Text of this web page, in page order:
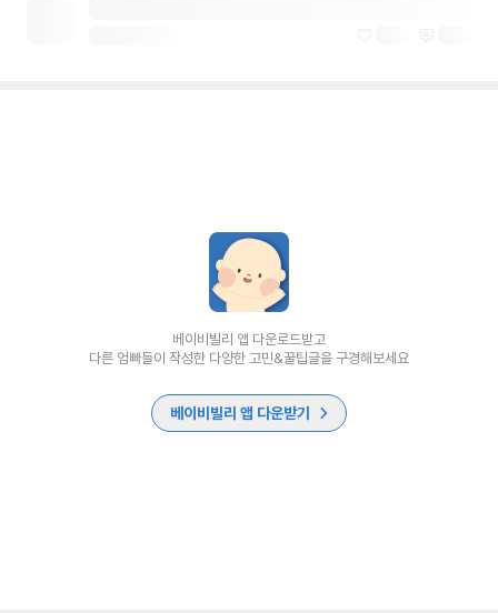
베이비빌리 앱 다운로드받고
다른 엄빠들이 작성한 다양한 고민&꿀팁글을 구경해보세요
베이비빌리 앱 다운받기